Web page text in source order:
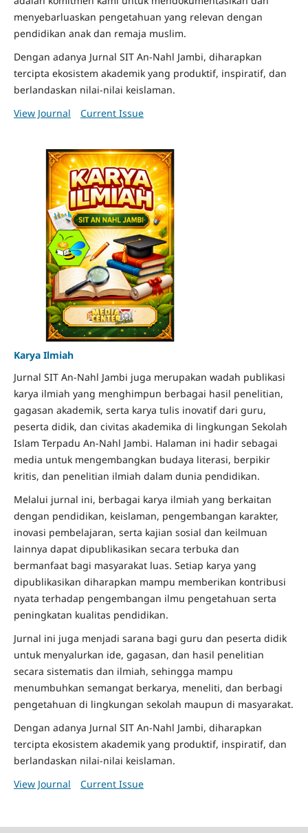
menyebarluaskan pengetahuan yang relevan dengan
pendidikan anak dan remaja muslim.
Dengan adanya Jurnal SIT An-Nahl Jambi, diharapkan
tercipta ekosistem akademik yang produktif, inspiratif, dan
berlandaskan nilai-nilai keislaman.
View Journal
Current Issue
Karya Ilmiah
Jurnal SIT An-Nahl Jambi juga merupakan wadah publikasi
karya ilmiah yang menghimpun berbagai hasil penelitian,
gagasan akademik, serta karya tulis inovatif dari guru,
peserta didik, dan civitas akademika di lingkungan Sekolah
Islam Terpadu An-Nahl Jambi. Halaman ini hadir sebagai
media untuk mengembangkan budaya literasi, berpikir
kritis, dan penelitian ilmiah dalam dunia pendidikan.
Melalui jurnal ini, berbagai karya ilmiah yang berkaitan
dengan pendidikan, keislaman, pengembangan karakter,
inovasi pembelajaran, serta kajian sosial dan keilmuan
lainnya dapat dipublikasikan secara terbuka dan
bermanfaat bagi masyarakat luas. Setiap karya yang
dipublikasikan diharapkan mampu memberikan kontribusi
nyata terhadap pengembangan ilmu pengetahuan serta
peningkatan kualitas pendidikan.
Jurnal ini juga menjadi sarana bagi guru dan peserta didik
untuk menyalurkan ide, gagasan, dan hasil penelitian
secara sistematis dan ilmiah, sehingga mampu
menumbuhkan semangat berkarya, meneliti, dan berbagi
pengetahuan di lingkungan sekolah maupun di masyarakat.
Dengan adanya Jurnal SIT An-Nahl Jambi, diharapkan
tercipta ekosistem akademik yang produktif, inspiratif, dan
berlandaskan nilai-nilai keislaman.
View Journal
Current Issue